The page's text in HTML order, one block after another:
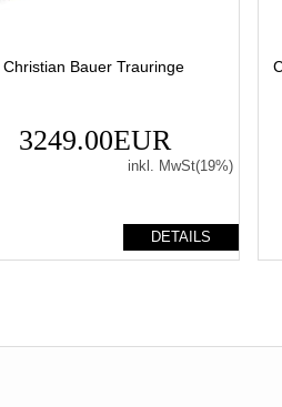
Christian Bauer Trauringe
3249.00EUR
inkl. MwSt(19%)
DETAILS